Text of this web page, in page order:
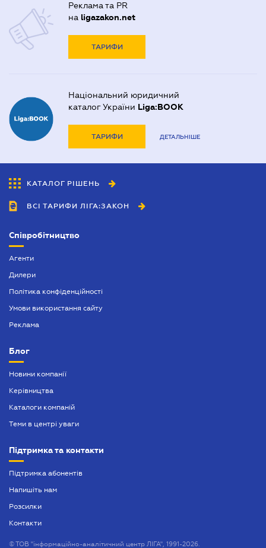
Реклама та PR
на ligazakon.net
ТАРИФИ
Національний юридичний
каталог України Liga:BOOK
ТАРИФИ ДЕТАЛЬНІШЕ
КАТАЛОГ РІШЕНЬ
ВСІ ТАРИФИ ЛІГА:ЗАКОН
Співробітництво
Агенти
Дилери
Політика конфіденційності
Умови використання сайту
Реклама
Блог
Новини компанії
Керівництва
Каталоги компаній
Теми в центрі уваги
Підтримка та контакти
Підтримка абонентів
Напишіть нам
Розсилки
Контакти
©ТОВ "інформаційно-аналітичний центр ЛІГА", 1991-2026.